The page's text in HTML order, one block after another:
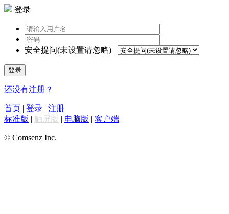
登录
安全提问(未设置请忽略)
登录
还没有注册？
首页 | 登录 | 注册
标准版 | 触屏版 | 电脑版 | 客户端
© Comsenz Inc.